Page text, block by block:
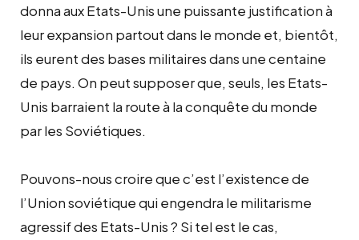
donna aux Etats-Unis une puissante justification à
leur expansion partout dans le monde et, bientôt,
ils eurent des bases militaires dans une centaine
de pays. On peut supposer que, seuls, les Etats-
Unis barraient la route à la conquête du monde
par les Soviétiques.
Pouvons-nous croire que c’est l’existence de
l’Union soviétique qui engendra le militarisme
agressif des Etats-Unis ? Si tel est le cas,